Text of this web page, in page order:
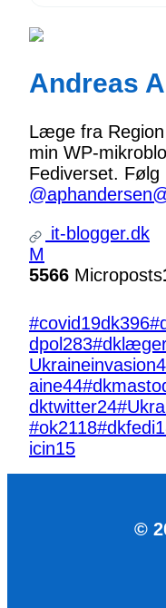
Andreas
Læge fra
min WP-
Fediverset.
it-blogger.dk
M
5566 Microposts
#covid19dk396
dpol 283
Ukraineinvasion
aine44
dktwitter24
#ok2118#dkfedi
icin15
©